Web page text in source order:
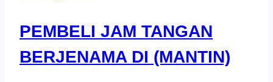
PEMBELI JAM TANGAN
BERJENAMA DI (MANTIN)